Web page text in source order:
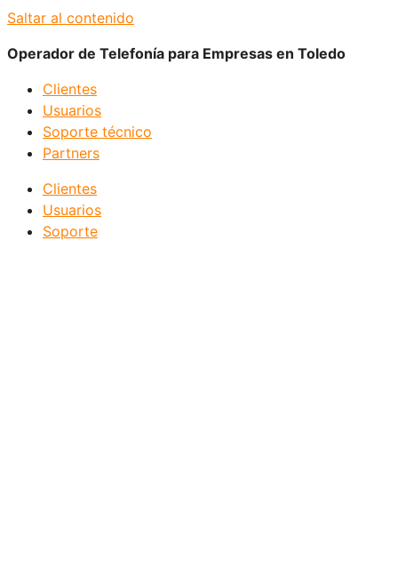
Saltar al contenido
Operador de Telefonía para Empresas en Toledo
Clientes
Usuarios
Soporte técnico
Partners
Clientes
Usuarios
Soporte